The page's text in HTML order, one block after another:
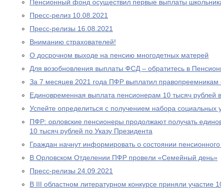
Пенсионный фонд осуществил первые выплаты
Пресс-релиз 10.08.2021
Пресс-релизы 16.08.2021
Вниманию страхователей!
О досрочном выходе на пенсию многодетных матерей
Для возобновления выплаты ФСД – обратитесь в
За 7 месяцев 2021 года ПФР выплатил
Единовременная выплата пенсионерам 10 тысяч рублей
Успейте определиться с получением набора социальных
ПФР: орловские пенсионеры продолжают получать
10 тысяч рублей по Указу Президента
Граждан начнут информировать о состоянии
В Орловском Отделении ПФР провели «Семейный день»
Пресс-релизы 24.09.2021
В III областном литературном конкурсе приняли участие